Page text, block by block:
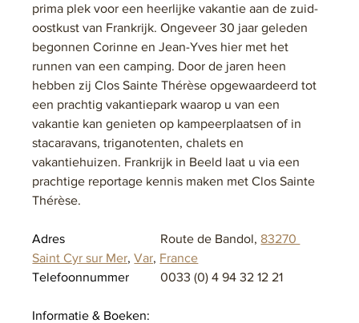
prima plek voor een heerlijke vakantie aan de zuid-
oostkust van Frankrijk. Ongeveer 30 jaar geleden
begonnen Corinne en Jean-Yves hier met het
runnen van een camping. Door de jaren heen
hebben zij Clos Sainte Thérèse opgewaardeerd tot
een prachtig vakantiepark waarop u van een
vakantie kan genieten op kampeerplaatsen of in
stacaravans, triganotenten, chalets en
vakantiehuizen. Frankrijk in Beeld laat u via een
prachtige reportage kennis maken met Clos Sainte
Thérèse.
Route de Bandol, 83270
Saint Cyr sur Mer, Var, France
Telefoonnummer 0033 (0) 4 94 32 12 21
Informatie & Boeken: